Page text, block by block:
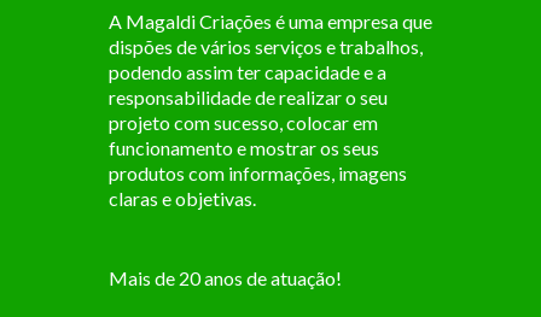
A Magaldi Criações é uma empresa que
dispões de vários serviços e trabalhos,
podendo assim ter capacidade e a
responsabilidade de realizar o seu
projeto com sucesso, colocar em
funcionamento e mostrar os seus
produtos com informações, imagens
claras e objetivas.
Mais de 20 anos de atuação!